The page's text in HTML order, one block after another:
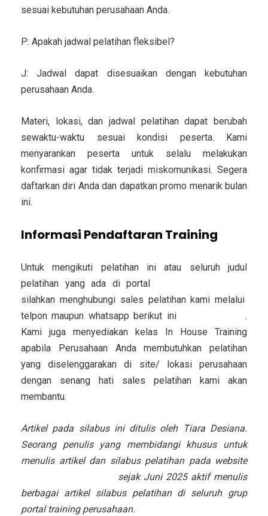
sesuai kebutuhan perusahaan Anda.
P: Apakah jadwal pelatihan fleksibel?
J: Jadwal dapat disesuaikan dengan kebutuhan
perusahaan Anda.
Materi, lokasi, dan jadwal pelatihan dapat berubah
sewaktu-waktu sesuai kondisi peserta. Kami
menyarankan peserta untuk selalu melakukan
konfirmasi agar tidak terjadi miskomunikasi. Segera
daftarkan diri Anda dan dapatkan promo menarik bulan
ini.
Informasi Pendaftaran Training
Untuk mengikuti pelatihan ini atau seluruh judul
pelatihan yang ada di portal
silahkan menghubungi sales pelatihan kami melalui
telpon maupun whatsapp berikut ini
.
Kami juga menyediakan kelas In House Training
apabila Perusahaan Anda membutuhkan pelatihan
yang diselenggarakan di site/ lokasi perusahaan
dengan senang hati sales pelatihan kami akan
membantu.
Artikel pada silabus ini ditulis oleh Tiara Desiana.
Seorang penulis yang membidangi khusus untuk
menulis artikel dan silabus pelatihan pada website
sejak Juni 2025 aktif menulis
berbagai artikel silabus pelatihan di seluruh grup
portal training perusahaan.